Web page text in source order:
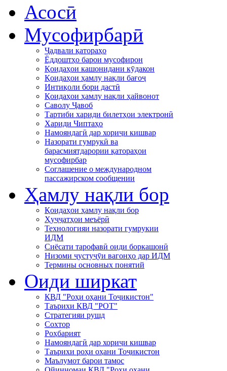
Асосӣ
Мусофирбарӣ
Ҷадвали қатораҳо
Ёддоштҳо барои мусофирон
Қоидаҳои кашонидани кӯдакон
Қоидаҳои ҳамлу нақли бағоҷ
Интиқоли бори дастӣ
Қоидаҳои ҳамлу нақли ҳайвонот
Саволу Ҷавоб
Тартиби хариди билетҳои электронӣ
Хариди Чиптаҳо
Намояндагӣ дар хориҷи кишвар
Назорати гумрукӣ ва
барасмиятдарории қатораҳои
мусофирбар
Соглашение о международном
пассажирском сообщении
Ҳамлу нақли бор
Қоидаҳои ҳамлу нақли бор
Ҳуҷҷатҳои меъёрӣ
Технологияи назорати гумрукии
ИДМ
Сиёсати тарофавӣ оиди боркашонӣ
Низоми ҷустуҷӯи вагонҳо дар ИДМ
Термины основных понятий
Оиди ширкат
КВД "Роҳи оҳани Тоҷикистон"
Таърихи КВД "РОТ"
Стратегияи рушд
Сохтор
Роҳбарият
Намояндагӣ дар хориҷи кишвар
Таърихи роҳи оҳани Тоҷикистон
Маълумот барои тамос